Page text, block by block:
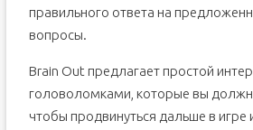
правильного ответа на
вопросы.
Brain Out предлагает простой
головоломками, которые вы
чтобы продвинуться дальше в игре